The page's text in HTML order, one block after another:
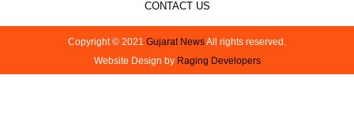
CONTACT US
Copyright © 2021 Gujarat NewsAll rights reserved.
Website Design by Raging Developers